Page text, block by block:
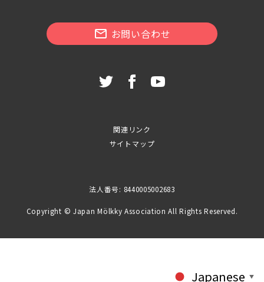
お問い合わせ
関連リンク
サイトマップ
法人番号: 8440005002683
Copyright © Japan Mölkky Association All Rights Reserved.
Japanese ▼